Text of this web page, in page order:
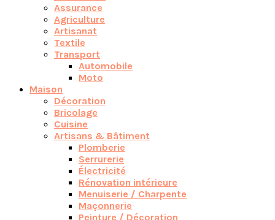
Assurance
Agriculture
Artisanat
Textile
Transport
Automobile
Moto
Maison
Décoration
Bricolage
Cuisine
Artisans & Bâtiment
Plomberie
Serrurerie
Électricité
Rénovation intérieure
Menuiserie / Charpente
Maçonnerie
Peinture / Décoration